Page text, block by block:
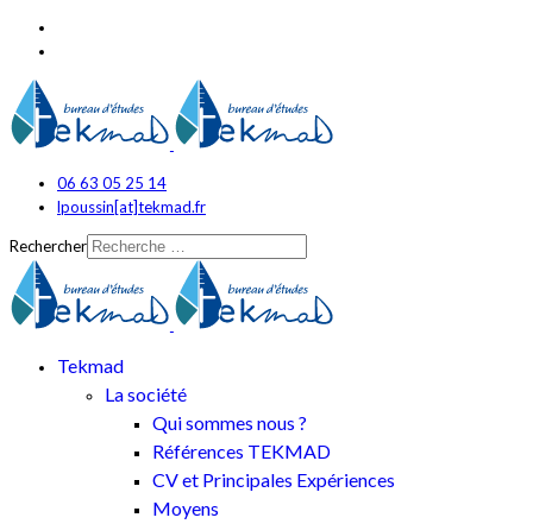
06 63 05 25 14
lpoussin[at]tekmad.fr
Rechercher
Tekmad
La société
Qui sommes nous ?
Références TEKMAD
CV et Principales Expériences
Moyens